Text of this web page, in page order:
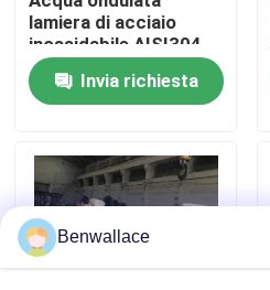
Contattaci
Casi
lamiera di acciaio
inossidabile AISI304
AISI316L per la
decorazione del
soffitto
Invia richiesta
Benwallace